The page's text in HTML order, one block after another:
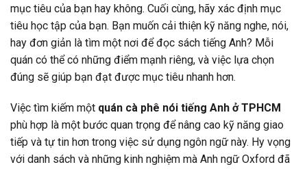
mục tiêu của bạn hay không. Cuối cùng, hãy xác định mục
tiêu học tập của bạn. Bạn muốn cải thiện kỹ năng nghe, nói,
hay đơn giản là tìm một nơi để đọc sách tiếng Anh? Mỗi
quán có thể có những điểm mạnh riêng, và việc lựa chọn
đúng sẽ giúp bạn đạt được mục tiêu nhanh hơn.
Việc tìm kiếm một quán cà phê nói tiếng Anh ở TPHCM
phù hợp là một bước quan trọng để nâng cao kỹ năng giao
tiếp và tự tin hơn trong việc sử dụng ngôn ngữ này. Hy vọng
với danh sách và những kinh nghiệm mà Anh ngữ Oxford đã